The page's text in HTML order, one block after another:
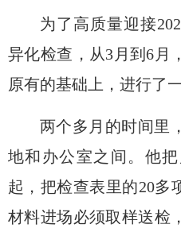
为了高质量迎接202
异化检查 ，从3 月到6 月
原有的基础上，进行了
两个多月的时间里
地和办公室之间 。 他
起，把检查表里的20多
材料进场必须取样送检